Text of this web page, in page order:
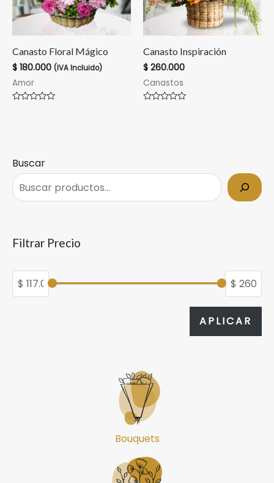
Buscar
Filtrar Precio
APLICAR
Bouquets
Canasto Floral Mágico
$ 180.000 (IVA Incluido)
Amor
Canasto Inspiración
$ 260.000
Canastos